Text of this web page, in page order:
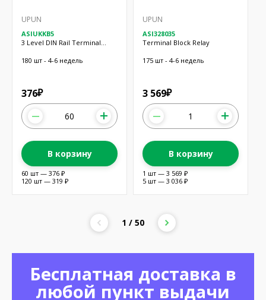
UPUN
ASIUKKB5
3 Level DIN Rail Terminal
180 шт - 4-6 недель
376₽
В корзину
60 шт — 376 ₽
120 шт — 319 ₽
UPUN
ASI328035
Terminal Block Relay
175 шт - 4-6 недель
3 569₽
В корзину
1 шт — 3 569 ₽
5 шт — 3 036 ₽
1 / 50
Бесплатная доставка в
любой пункт выдачи